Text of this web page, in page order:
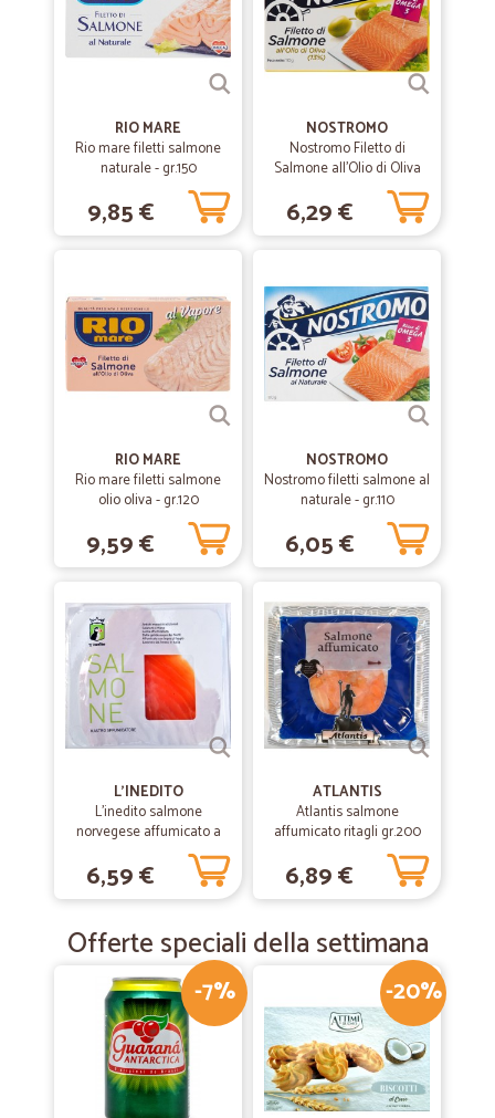
Consegna veloce e puntuale. E' scontato che bisogna fare una buona
spesa per ammortizzare quelle di trasporto.
RIO MARE
Rio mare filetti salmone
naturale - gr.150
9,85 €
NOSTROMO
Nostromo Filetto di
Salmone all'Olio di Oliva
6,29 €
RIO MARE
Rio mare filetti salmone
olio oliva - gr.120
9,59 €
NOSTROMO
Nostromo filetti salmone al
naturale - gr.110
6,05 €
L'INEDITO
L'inedito salmone
norvegese affumicato a
6,59 €
ATLANTIS
Atlantis salmone
affumicato ritagli gr.200
6,89 €
Offerte speciali della settimana
-7% -20%